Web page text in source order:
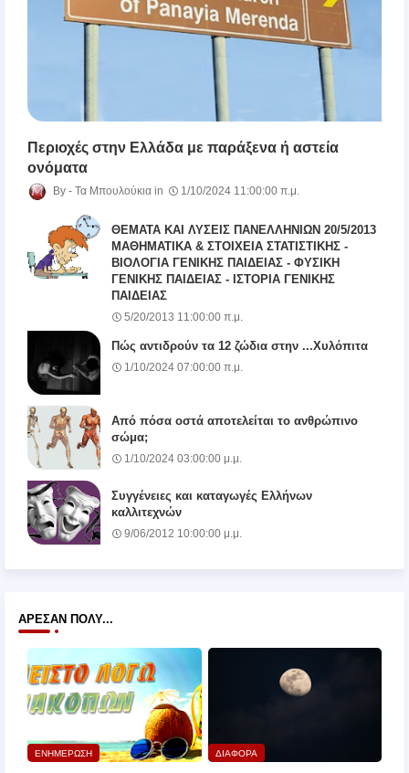
Περιοχές στην Ελλάδα με παράξενα ή αστεία
ονόματα
Τα Μπουλούκια 1/10/2024 11:00:00 π.μ.
ΘΕΜΑΤΑ ΚΑΙ ΛΥΣΕΙΣ ΠΑΝΕΛΛΗΝΙΩΝ 20/5/2013
ΜΑΘΗΜΑΤΙΚΑ & ΣΤΟΙΧΕΙΑ ΣΤΑΤΙΣΤΙΚΗΣ -
ΒΙΟΛΟΓΙΑ ΓΕΝΙΚΗΣ ΠΑΙΔΕΙΑΣ - ΦΥΣΙΚΗ
ΓΕΝΙΚΗΣ ΠΑΙΔΕΙΑΣ - ΙΣΤΟΡΙΑ ΓΕΝΙΚΗΣ
ΠΑΙΔΕΙΑΣ
5/20/2013 11:00:00 π.μ.
Πώς αντιδρούν τα 12 ζώδια στην ...Χυλόπιτα
1/10/2024 07:00:00 π.μ.
Από πόσα οστά αποτελείται το ανθρώπινο
σώμα;
1/10/2024 03:00:00 μ.μ.
Συγγένειες και καταγωγές Ελλήνων
καλλιτεχνών
9/06/2012 10:00:00 μ.μ.
ΆΡΕΣΑΝ ΠΟΛΎ...
ΕΝΗΜΕΡΩΣΗ ΔΙΑΦΟΡΑ